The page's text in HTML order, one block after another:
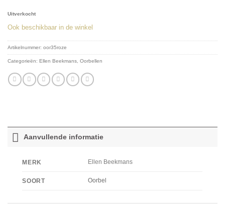
Uitverkocht
Ook beschikbaar in de winkel
Artikelnummer: oor35roze
Categorieën: Ellen Beekmans Oorbellen
Aanvullende informatie
MERK Ellen Beekmans
SOORT Oorbel